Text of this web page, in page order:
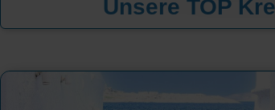
Unsere TOP